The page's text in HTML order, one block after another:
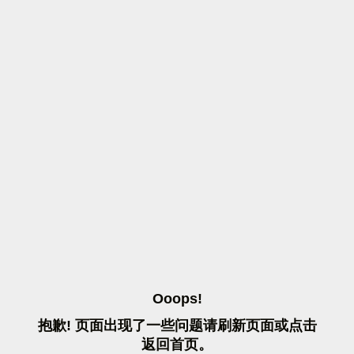
OOOPS!
抱歉! 页面出现了一些问题请刷 新页面或点击
返 回首页。